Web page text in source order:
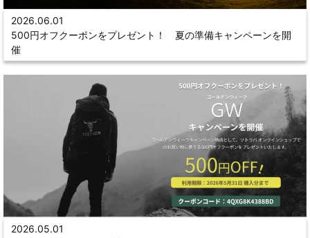
2026.06.01
500円オフクーポンをプレゼント！ 夏の準備キャンペーンを開
催
2026.05.01